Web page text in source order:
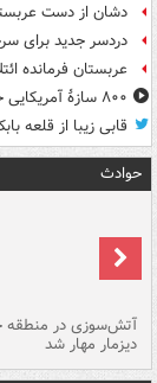
دشان از دست
دردسر جدید برای
عربستان فرمانده
۸۰۰ سازۀ آمریکایی خاکستر شد
قابی زیبا از قلعه
حوادث
آتش‌سوزی در
دیزمار مهار شد